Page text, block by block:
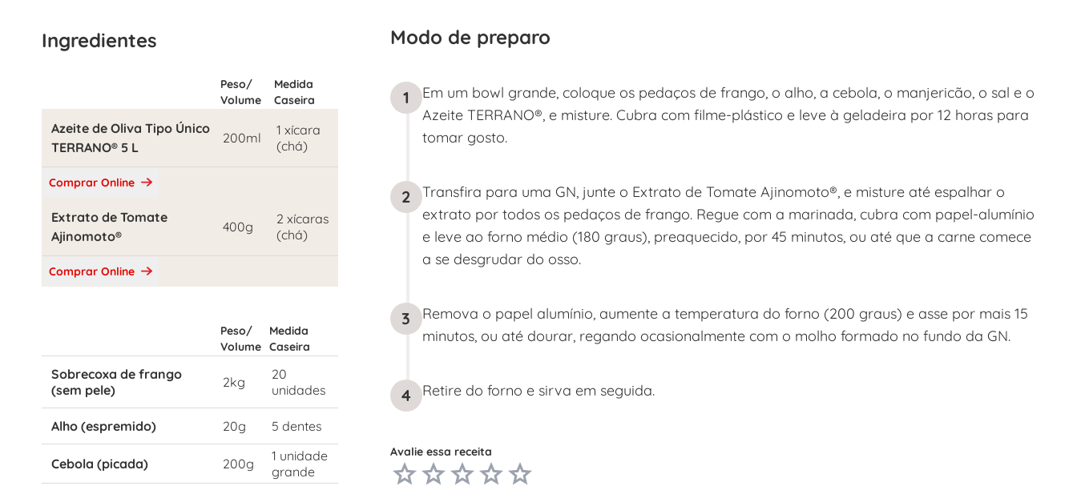
Ingredientes
Peso/
Volume
Medida
Caseira
Azeite de Oliva Tipo Único
TERRANO® 5 L
200ml
1 xícara
(chá)
Comprar Online
Extrato de Tomate
Ajinomoto®
400g
2 xícaras
(chá)
Comprar Online
Peso/
Volume
Medida
Caseira
Sobrecoxa de frango
(sem pele)
2kg
20
unidades
Alho (espremido) 20g 5 dentes
Cebola (picada) 200g
1 unidade
grande
Modo de preparo
1
Em um bowl grande, coloque os pedaços de frango, o alho, a cebola, o manjericão, o sal e o
Azeite TERRANO®, e misture. Cubra com filme-plástico e leve à geladeira por 12 horas para
tomar gosto.
2
Transfira para uma GN, junte o Extrato de Tomate Ajinomoto®, e misture até espalhar o
extrato por todos os pedaços de frango. Regue com a marinada, cubra com papel-alumínio
e leve ao forno médio (180 graus), preaquecido, por 45 minutos, ou até que a carne comece
a se desgrudar do osso.
3
Remova o papel alumínio, aumente a temperatura do forno (200 graus) e asse por mais 15
minutos, ou até dourar, regando ocasionalmente com o molho formado no fundo da GN.
4 Retire do forno e sirva em seguida.
Avalie essa receita